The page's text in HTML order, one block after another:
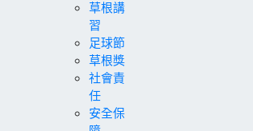
草根講
習
足球節
草根獎
社會責
任
安全保